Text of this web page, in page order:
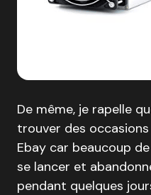
De même, je rapelle
trouver des
Ebay car beaucoup
se lancer et
pendant quelques